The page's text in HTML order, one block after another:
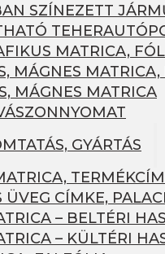
SZÍNEZETT
MATRICA,
MÁGNES
MÁGNES MATRICA
GYÁRTÁS
ÜVEG CÍMKE,
– BELTÉRI
– KÜLTÉRI